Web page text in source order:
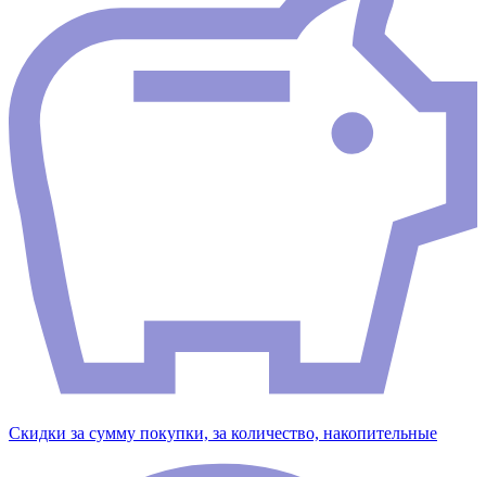
Скидки за сумму покупки, за количество, накопительные